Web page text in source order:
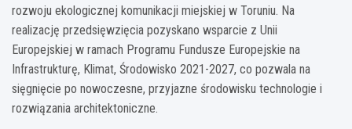
rozwoju ekologicznej komunikacji miejskiej w Toruniu. Na
realizację przedsięwzięcia pozyskano wsparcie z Unii
Europejskiej w ramach Programu Fundusze Europejskie na
Infrastrukturę, Klimat, Środowisko 2021-2027, co pozwala na
sięgnięcie po nowoczesne, przyjazne środowisku technologie i
rozwiązania architektoniczne.